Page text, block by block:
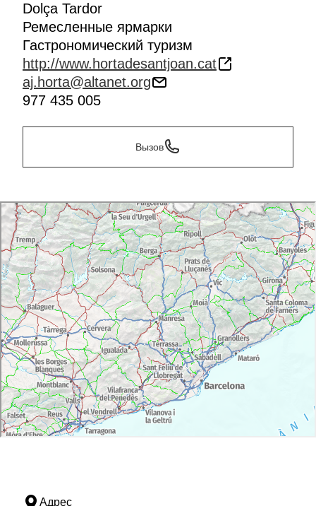
Dolça Tardor
Ремесленные ярмарки
Гастрономический туризм
http://www.hortadesantjoan.cat
aj.horta@altanet.org
977 435 005
Вызов
Адрес